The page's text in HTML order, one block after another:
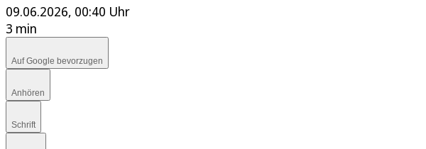
09.06.2026, 00:40 Uhr
3 min
Auf Google bevorzugen
Anhören
Schrift